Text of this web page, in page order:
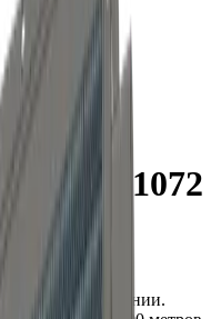
1072×1072
1072x1072
рядном исполнении.